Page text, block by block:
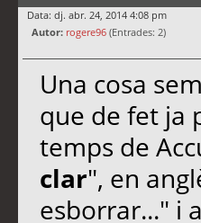
Data: dj. abr. 24, 2014 4:08 pm
Autor: rogere96 (Entrades: 2)
Una cosa
que de fet ja
temps de
clar", en
esborrar..." i